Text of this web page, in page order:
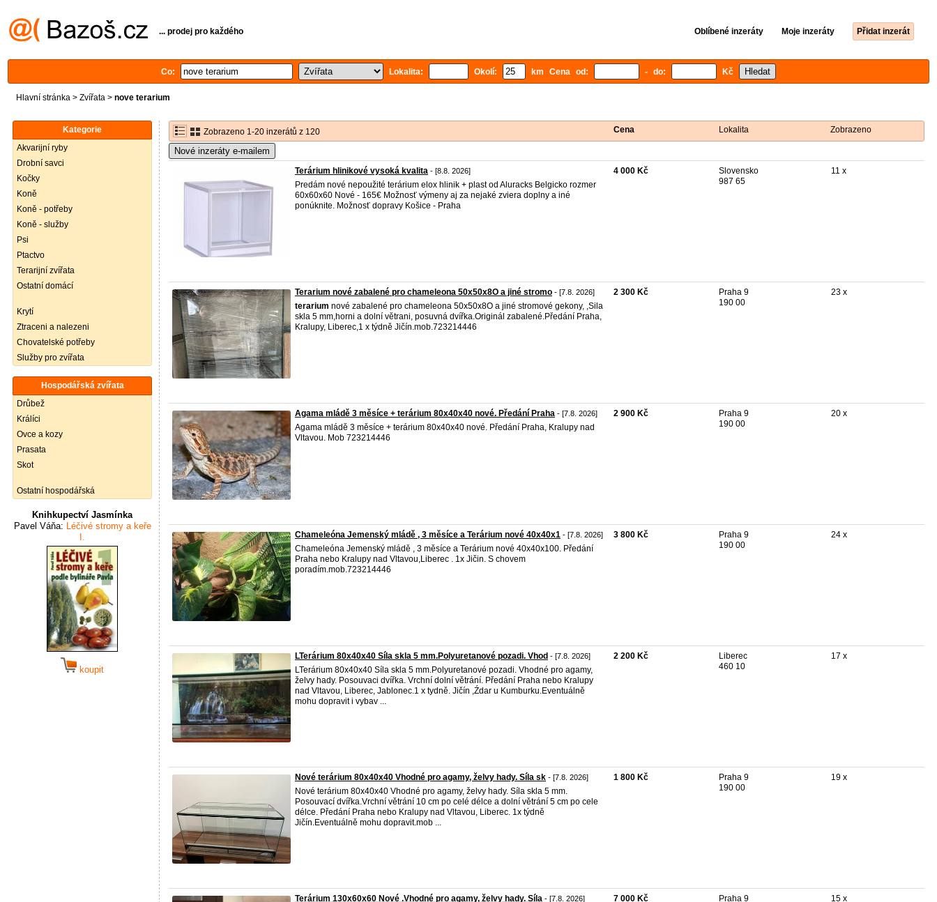
... prodej pro každého Oblíbené inzeráty Moje inzeráty Přidat inzerát
Co: Lokalita: Okolí: km Cena od: - do: Kč
Hlavní stránka > Zvířata > nove terarium
Kategorie
Akvarijní ryby
Drobní savci
Kočky
Koně
Koně - potřeby
Koně - služby
Psi
Ptactvo
Terarijní zvířata
Ostatní domácí
Krytí
Ztraceni a nalezeni
Chovatelské potřeby
Služby pro zvířata
Hospodářská zvířata
Drůbež
Králíci
Ovce a kozy
Prasata
Skot
Ostatní hospodářská
Knihkupectví Jasmínka
Pavel Váňa: Léčivé stromy a keře
I.
koupit
Zobrazeno 1-20 inzerátů z 120 Cena Lokalita Zobrazeno
Nové inzeráty e-mailem
Terárium hlinikové vysoká kvalita - [8.8. 2026]
Predám nové nepoužité terárium elox hlinik + plast od Aluracks Belgicko rozmer
60x60x60 Nové - 165€ Možnosť výmeny aj za nejaké zviera doplny a iné
ponúknite. Možnosť dopravy Košice - Praha
4 000 Kč
Slovensko
987 65
11 x
Terarium nové zabalené pro chameleona 50x50x8O a jiné stromo - [7.8. 2026]
terarium nové zabalené pro chameleona 50x50x8O a jiné stromové gekony, ,Sila
skla 5 mm,horni a dolní větrani, posuvná dvířka.Originál zabalené.Předání Praha,
Kralupy, Liberec,1 x týdně Jičín.mob.723214446
2 300 Kč
Praha 9
190 00
23 x
Agama mládě 3 měsíce + terárium 80x40x40 nové. Předání Praha - [7.8. 2026]
Agama mládě 3 měsíce + terárium 80x40x40 nové. Předání Praha, Kralupy nad
Vltavou. Mob 723214446
2 900 Kč
Praha 9
190 00
20 x
Chameleóna Jemenský mládě , 3 měsíce a Terárium nové 40x40x1 - [7.8. 2026]
Chameleóna Jemenský mládě , 3 měsíce a Terárium nové 40x40x100. Předání
Praha nebo Kralupy nad Vltavou,Liberec . 1x Jičin. S chovem
poradím.mob.723214446
3 800 Kč
Praha 9
190 00
24 x
LTerárium 80x40x40 Síla skla 5 mm.Polyuretanové pozadi. Vhod - [7.8. 2026]
LTerárium 80x40x40 Síla skla 5 mm.Polyuretanové pozadi. Vhodné pro agamy,
želvy hady. Posouvaci dvířka. Vrchní dolní větrání. Předání Praha nebo Kralupy
nad Vltavou, Liberec, Jablonec.1 x tydně. Jičín ,Źdar u Kumburku.Eventuálně
mohu dopravit i vybav ...
2 200 Kč
Liberec
460 10
17 x
Nové terárium 80x40x40 Vhodné pro agamy, želvy hady. Síla sk - [7.8. 2026]
Nové terárium 80x40x40 Vhodné pro agamy, želvy hady. Síla skla 5 mm.
Posouvací dvířka.Vrchní větrání 10 cm po celé délce a dolní větrání 5 cm po cele
délce. Předání Praha nebo Kralupy nad Vltavou, Liberec. 1x týdně
Jičín.Eventuálně mohu dopravit.mob ...
1 800 Kč
Praha 9
190 00
19 x
Terárium 130x60x60 Nové .Vhodné pro agamy, želvy hady. Síla - [7.8. 2026] 7 000 Kč
Praha 9
15 x